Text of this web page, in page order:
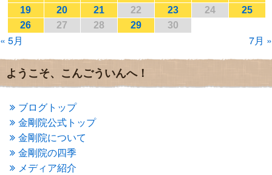
2017年1月(2)
2016年12月(4)
2016年11月
2016年10月
2016年8月
2016年7月
(3)
2016年5月(3)
2016年4月
(4)
2016年3月 (4)
2016年2月 (5)
2016年1月(3)
2015年12月(6)
19 20 21 22 23 24
25
26
27 28 29 30
« 5月 7月 »
ようこそ、こんごういんへ！
ブログトップ
金剛院公式トップ
金剛院について
金剛院の四季
メディア紹介